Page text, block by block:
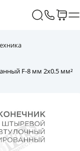
F-8 мм 2х0.5 мм²